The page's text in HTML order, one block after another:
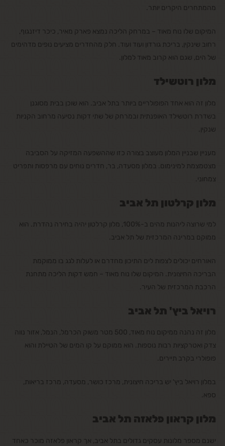
מהמתחרים היקרים יותר.
המיקום שלו נוח מאוד – במרחק הליכה נמצא פארק מאיר, כיכר דיזנגוף,
רחוב שינקין, בריכת גורדון ועוד ועוד. חלק מהחדרים מציעים נופים מדהימים
של הים, שגם הוא קרוב מאוד למלון.
מלון רוטשילד
מלון זה הוא אחד הפופולריים ביותר בתל אביב. הוא שוכן בבית מסוגנן
בשדרת רוטשילד האופנתית ובמרחק של שתי דקות נסיעה מרחוב הקניות
שנקין.
מעניין שבניין המלון מעוצב בצורה כזו שההשפעה המזיקה על הסביבה
מצטמצמת למינימום. במלון מסעדה, בר, חדרים נוחים עם מרפסות ותפריט
צמחוני.
מלון קרלטון תל אביב
למי שרוצה ליהנות מהים ב-100%, מלון קרלטון יהיה בחירה נהדרת. הוא
ממוקם במרינה המרכזית של תל אביב.
האורחים יכולים לצפות לים התיכון מחדרם או לעלות לגג בו ממוקמת
הבריכה החיצונית. המיקום שלו נוח מאוד – חמש דקות הליכה מתחנת
הרכבת המרכזית של העיר.
רויאל ביץ' תל אביב
מלון זה נהנה ממיקום נוח מאוד, 500 מטר משוק הכרמל, הנמל, אזור נווה
צדק ואטרקציות רבות נוספות. הוא ממוקם על קו המים של הטיילת והוא
פופולרי בקרב תיירים.
במלון רויאל ביץ' יש בריכה חיצונית, מרכז כושר, מסעדה, מרכז בריאות,
ספא.
מלון קראון פלאזה תל אביב
ישנם מספר מלונות עסקים גדולים בתל אביב, אך קראון פלאזה מוכר כאחד